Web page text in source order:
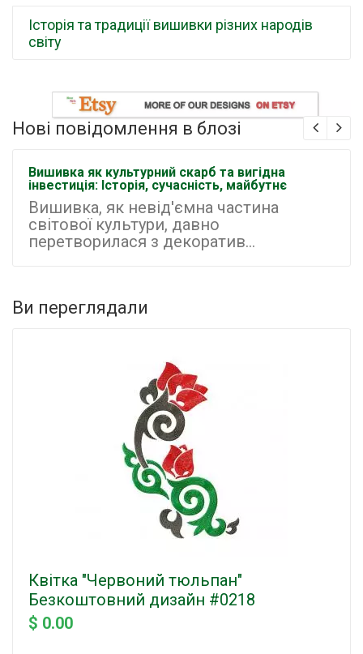
Історія та традиції вишивки різних народів
світу
Нові повідомлення в блозі
Вишивка як культурний скарб та вигідна
інвестиція: Історія, сучасність, майбутнє
Вишивка, як невід'ємна частина
світової культури, давно
перетворилася з декоратив...
Ви переглядали
Квітка "Червоний тюльпан"
Безкоштовний дизайн #0218
$ 0.00